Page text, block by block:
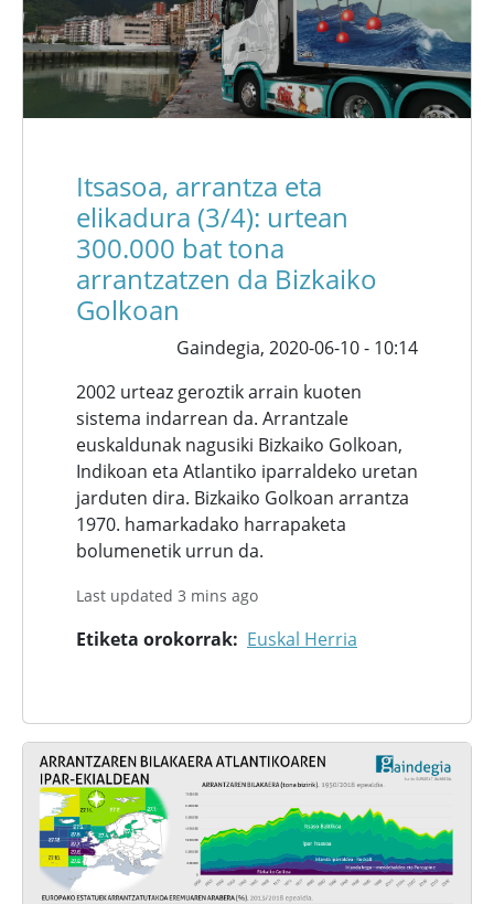
Itsasoa, arrantza eta
elikadura (3/4): urtean
300.000 bat tona
arrantzatzen da Bizkaiko
Golkoan
Gaindegia, 2020-06-10 - 10:14
2002 urteaz geroztik arrain kuoten
sistema indarrean da. Arrantzale
euskaldunak nagusiki Bizkaiko Golkoan,
Indikoan eta Atlantiko iparraldeko uretan
jarduten dira. Bizkaiko Golkoan arrantza
1970. hamarkadako harrapaketa
bolumenetik urrun da.
Last updated 3 mins ago
Etiketa orokorrak Euskal Herria